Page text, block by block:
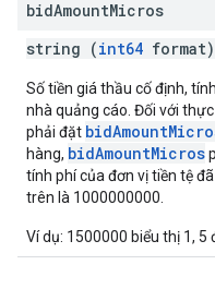
bidAmountMicros
string (int64 format)
Số tiền giá thầu cố định,
nhà quảng cáo. Đối với
phải đặt
hàng, bidAmountMicros
tính phí của đơn vị tiền tệ
trên là 1000000000.
Ví dụ: 1500000 biểu thị 1, 5